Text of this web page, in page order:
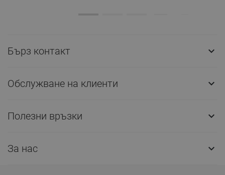
Бърз контакт 
Обслужване на клиенти 
Полезни връзки 
За нас 